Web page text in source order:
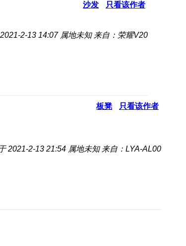
沙发 只看该作者
2-13 14:07 属地未知 来自：荣耀V20
板凳 只看该作者
2021-2-13 21:54 属地未知 来自：LYA-AL00